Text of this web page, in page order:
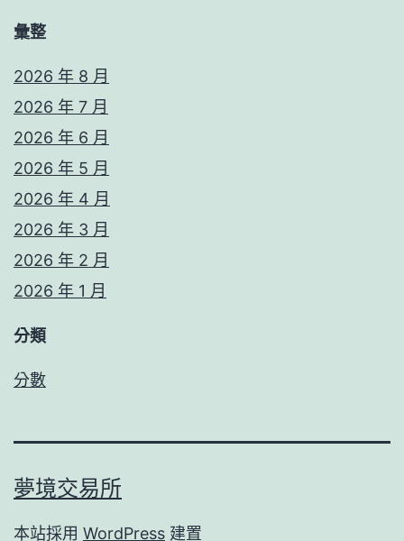
彙整
2026 年 8 月
2026 年 7 月
2026 年 6 月
2026 年 5 月
2026 年 4 月
2026 年 3 月
2026 年 2 月
2026 年 1 月
分類
分數
夢境交易所
本站採用 WordPress 建置